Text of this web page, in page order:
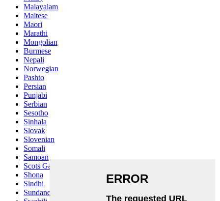
Malayalam
Maltese
Maori
Marathi
Mongolian
Burmese
Nepali
Norwegian
Pashto
Persian
Punjabi
Serbian
Sesotho
Sinhala
Slovak
Slovenian
Somali
Samoan
Scots Gaelic
Shona
Sindhi
Sundanese